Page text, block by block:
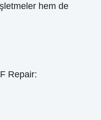
hem de
Repair: